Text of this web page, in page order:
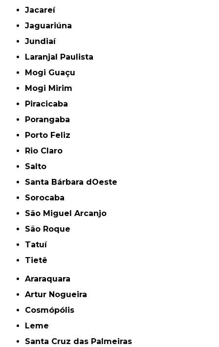
Jacareí
Jaguariúna
Jundiaí
Laranjal Paulista
Mogi Guaçu
Mogi Mirim
Piracicaba
Porangaba
Porto Feliz
Rio Claro
Salto
Santa Bárbara dOeste
Sorocaba
São Miguel Arcanjo
São Roque
Tatuí
Tietê
Araraquara
Artur Nogueira
Cosmópólis
Leme
Santa Cruz das Palmeiras